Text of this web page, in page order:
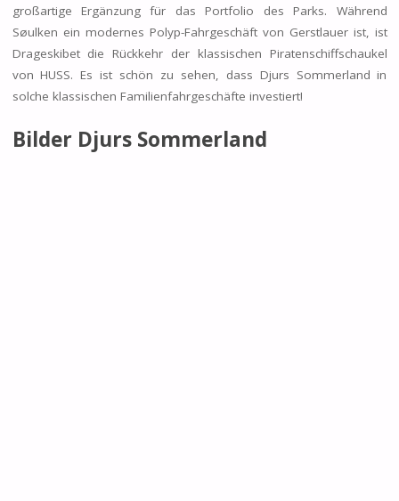
großartige Ergänzung für das Portfolio des Parks. Während
Søulken ein modernes Polyp-Fahrgeschäft von Gerstlauer ist, ist
Drageskibet die Rückkehr der klassischen Piratenschiffschaukel
von HUSS. Es ist schön zu sehen, dass Djurs Sommerland in
solche klassischen Familienfahrgeschäfte investiert!
Bilder Djurs Sommerland